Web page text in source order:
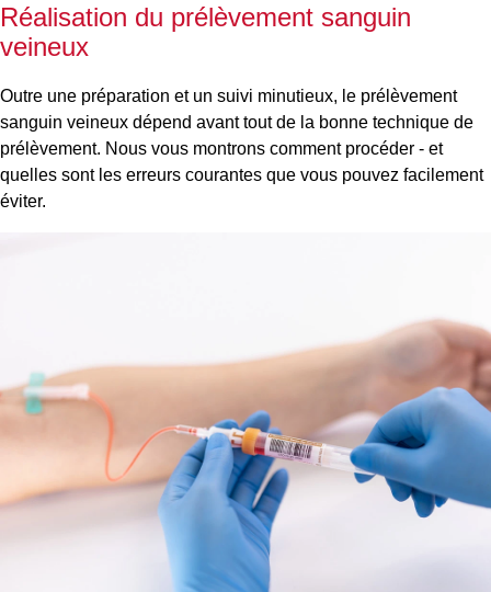
Réalisation du prélèvement sanguin
veineux
Outre une préparation et un suivi minutieux, le prélèvement
sanguin veineux dépend avant tout de la bonne technique de
prélèvement. Nous vous montrons comment procéder - et
quelles sont les erreurs courantes que vous pouvez facilement
éviter.